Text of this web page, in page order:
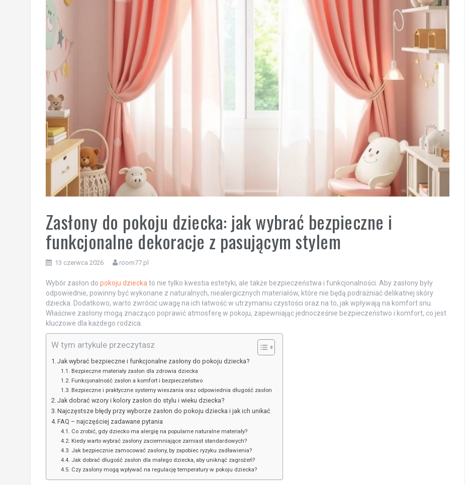
Zasłony do pokoju dziecka: jak wybrać bezpieczne i
funkcjonalne dekoracje z pasującym stylem
13 czerwca 2026 room77.pl
Wybór zasłon do pokoju dziecka to nie tylko kwestia estetyki, ale także bezpieczeństwa i funkcjonalności. Aby zasłony były
odpowiednie, powinny być wykonane z naturalnych, niealergicznych materiałów, które nie będą podrażniać delikatnej skóry
dziecka. Dodatkowo, warto zwrócić uwagę na ich łatwość w utrzymaniu czystości oraz na to, jak wpływają na komfort snu.
Właściwe zasłony mogą znacząco poprawić atmosferę w pokoju, zapewniając jednocześnie bezpieczeństwo i komfort, co jest
kluczowe dla każdego rodzica.
W tym artykule przeczytasz
Jak wybrać bezpieczne i funkcjonalne zasłony do pokoju dziecka?
Bezpieczne materiały zasłon dla zdrowia dziecka
Funkcjonalność zasłon a komfort i bezpieczeństwo
Bezpieczne i praktyczne systemy wieszania oraz odpowiednia długość zasłon
Jak dobrać wzory i kolory zasłon do stylu i wieku dziecka?
Najczęstsze błędy przy wyborze zasłon do pokoju dziecka i jak ich unikać
FAQ – najczęściej zadawane pytania
Co zrobić, gdy dziecko ma alergię na popularne naturalne materiały?
Kiedy warto wybrać zasłony zaciemniające zamiast standardowych?
Jak bezpiecznie zamocować zasłony, by zapobiec ryzyku zadławienia?
Jak dobrać długość zasłon dla małego dziecka, aby uniknąć zagrożeń?
Czy zasłony mogą wpływać na regulację temperatury w pokoju dziecka?